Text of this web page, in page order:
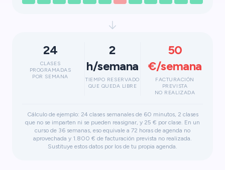
24
CLASES
PROGRAMADAS
POR SEMANA
2
h/semana
TIEMPO RESERVADO
QUE QUEDA LIBRE
50
€/semana
FACTURACIÓN
PREVISTA
NO REALIZADA
Cálculo de ejemplo: 24 clases semanales de 60 minutos, 2 clases
que no se imparten ni se pueden reasignar, y 25 € por clase. En un
curso de 36 semanas, eso equivale a 72 horas de agenda no
aprovechada y 1.800 € de facturación prevista no realizada.
Sustituye estos datos por los de tu propia agenda.